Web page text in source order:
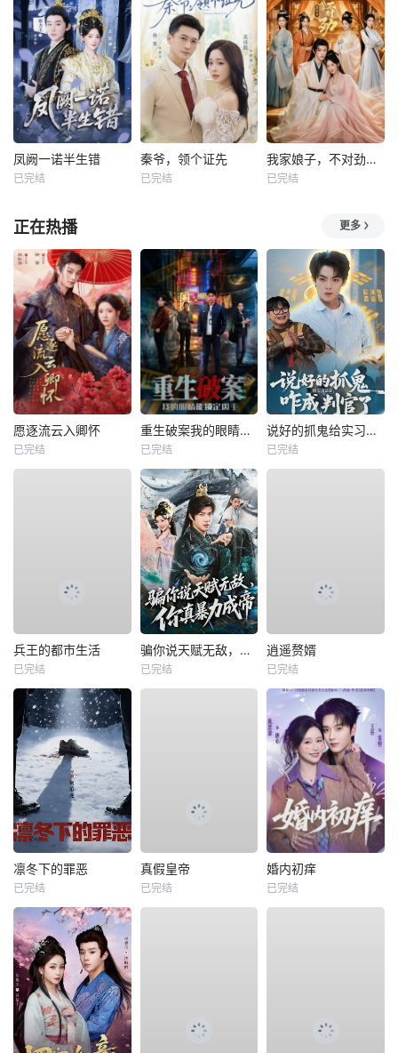
凤阙一诺半生错
已完结
秦爷，领个证先
已完结
我家娘子，不对劲第四季
已完结
正在热播 更多
愿逐流云入卿怀
已完结
重生破案我的眼睛能锁定凶手
已完结
说好的抓鬼给实习证明，咋成判官了
已完结
兵王的都市生活
已完结
骗你说天赋无敌，你真暴力成帝
已完结
逍遥赘婿
已完结
凛冬下的罪恶
已完结
真假皇帝
已完结
婚内初痒
已完结